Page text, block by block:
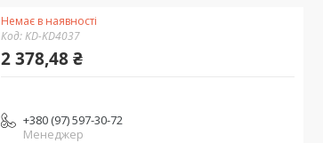
Немає в наявності
Код:KD-KD4037
2 378,48 ₴
+380 (97) 597-30-72
Менеджер